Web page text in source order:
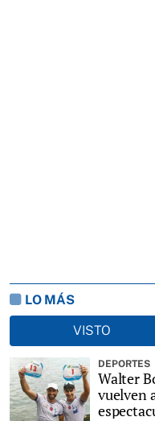
LO MÁS
VISTO
DEPORTES
Walter
vuelven